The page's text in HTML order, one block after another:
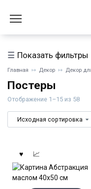
содержанию
Главная Декор Декор
Постеры
Отображение 1–15 из 58
Показать фильтры